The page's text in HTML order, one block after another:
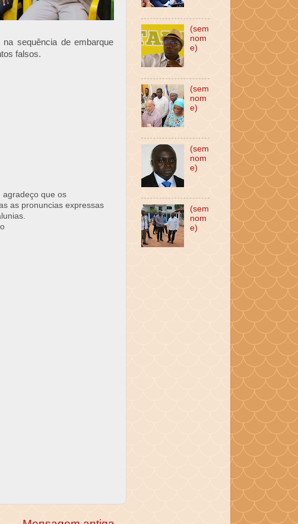
sequência de embarque
falsos.
agradeço que os
as pronuncias expressas
(sem
nom
e)
(sem
nom
e)
(sem
nom
e)
(sem
nom
e)